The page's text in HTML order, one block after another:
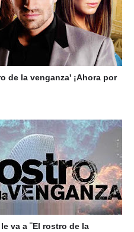
de la venganza' ¡Ahora por
va a ¨El rostro de la